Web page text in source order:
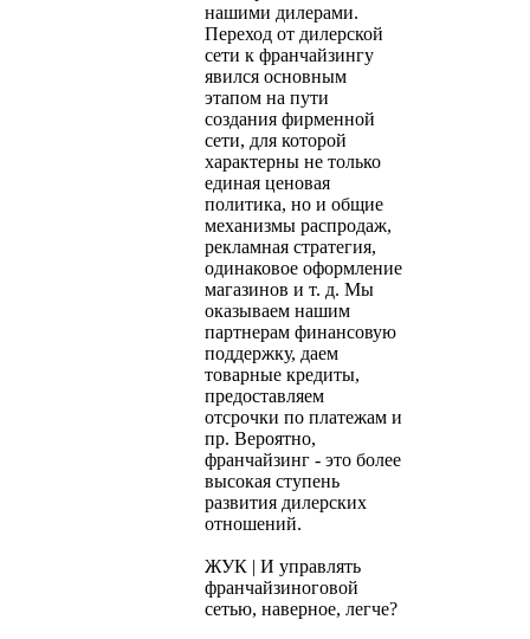
нашими дилерами.
Переход от дилерской
сети к франчайзингу
явился основным
этапом на пути
создания фирменной
сети, для которой
характерны не только
единая ценовая
политика, но и общие
механизмы распродаж,
рекламная стратегия,
одинаковое оформление
магазинов и т. д. Мы
оказываем нашим
партнерам финансовую
поддержку, даем
товарные кредиты,
предоставляем
отсрочки по платежам и
пр. Вероятно,
франчайзинг - это более
высокая ступень
развития дилерских
отношений.
ЖУК | И управлять
франчайзиноговой
сетью, наверное, легче?